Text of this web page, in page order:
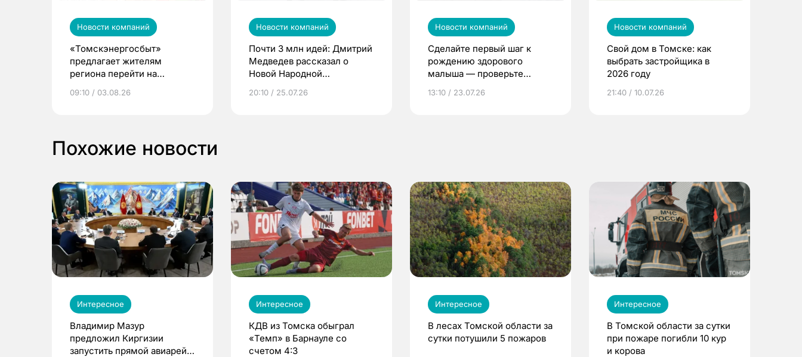
Новости компаний
«Томскэнергосбыт»
предлагает жителям
региона перейти на
выиграть призы
09:10 / 03.08.26
Новости компаний
Почти 3 млн идей: Дмитрий
Медведев рассказал о
Новой Народной
20:10 / 25.07.26
Новости компаний
Сделайте первый шаг к
рождению здорового
малыша — проверьте
по ОМС!
13:10 / 23.07.26
Новости компаний
Свой дом в Томске: как
выбрать застройщика в
2026 году
21:40 / 10.07.26
Похожие новости
Интересное
Владимир Мазур
предложил Киргизии
запустить прямой авиарейс
Интересное
КДВ из Томска обыграл
«Темп» в Барнауле со
счетом 4:3
Интересное
В лесах Томской области за
сутки потушили 5 пожаров
Интересное
В Томской области за сутки
при пожаре погибли 10 кур
и корова